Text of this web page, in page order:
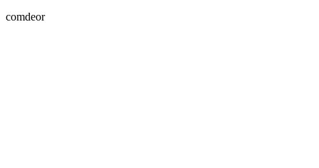
comdeor